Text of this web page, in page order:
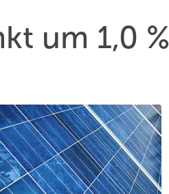
um 1,0 %